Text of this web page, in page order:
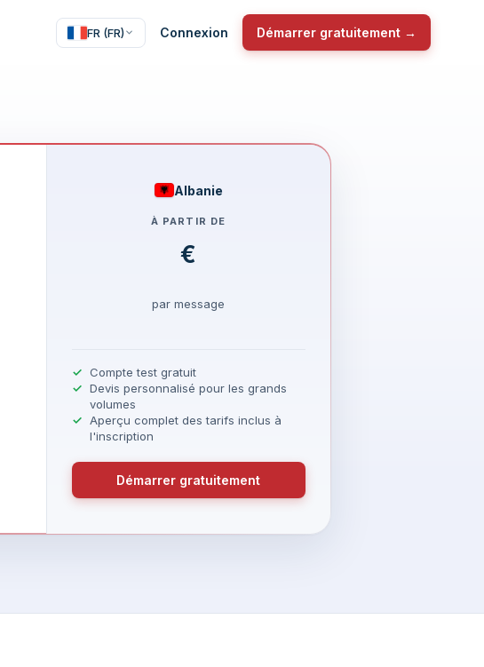
FR (FR) Connexion Démarrer gratuitement →
Albanie
À PARTIR DE
€
par message
Compte test gratuit
Devis personnalisé pour les grands
volumes
Aperçu complet des tarifs inclus à
l'inscription
Démarrer gratuitement